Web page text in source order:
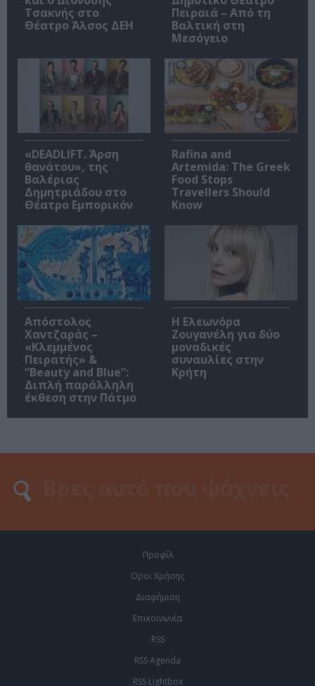
Τσακνής στο
Θέατρο Άλσος ΔΕΗ
Πειραιά – Από τη
Βαλτική στη
Μεσόγειο
«DEADLIFT. Άρση
θανάτου», της
Βαλέριας
Δημητριάδου στο
Θέατρο Εμπορικόν
Rafina and
Artemida: The Greek
Food Stops
Travellers Should
Know
Απόστολος
Χαντζαράς –
«Κλεμμένος
Πειρατής» &
“Beauty and Blue”:
Διπλή παράλληλη
έκθεση στην Πάτμο
Η Ελεωνόρα
Ζουγανέλη για δύο
μοναδικές
συναυλίες στην
Κρήτη
Προφίλ
Οροι Χρήσης
Διαφήμιση
Επικοινωνία
RSS
RSS Agenda
RSS Lightbox